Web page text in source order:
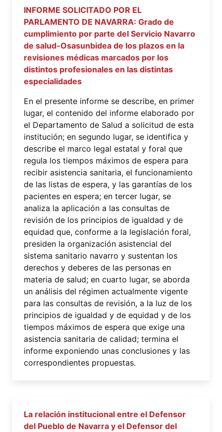
INFORME SOLICITADO POR EL
PARLAMENTO DE NAVARRA: Grado de
cumplimiento por parte del Servicio Navarro
de salud-Osasunbidea de los plazos en la
revisiones médicas marcados por los
distintos profesionales en las distintas
especialidades
En el presente informe se describe, en primer
lugar, el contenido del informe elaborado por
el Departamento de Salud a solicitud de esta
institución; en segundo lugar, se identifica y
describe el marco legal estatal y foral que
regula los tiempos máximos de espera para
recibir asistencia sanitaria, el funcionamiento
de las listas de espera, y las garantías de los
pacientes en espera; en tercer lugar, se
analiza la aplicación a las consultas de
revisión de los principios de igualdad y de
equidad que, conforme a la legislación foral,
presiden la organización asistencial del
sistema sanitario navarro y sustentan los
derechos y deberes de las personas en
materia de salud; en cuarto lugar, se aborda
un análisis del régimen actualmente vigente
para las consultas de revisión, a la luz de los
principios de igualdad y de equidad y de los
tiempos máximos de espera que exige una
asistencia sanitaria de calidad; termina el
informe exponiendo unas conclusiones y las
correspondientes propuestas.
La relación institucional entre el Defensor
del Pueblo de Navarra y el Defensor del